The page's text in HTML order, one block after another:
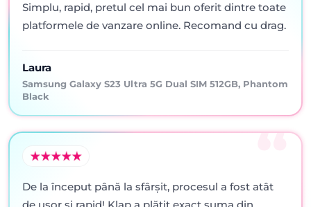
Simplu, rapid, pretul cel mai bun oferit dintre toate
platformele de vanzare online. Recomand cu drag.
Laura
Samsung Galaxy S23 Ultra 5G Dual SIM 512GB, Phantom
Black
De la început până la sfârșit, procesul a fost atât